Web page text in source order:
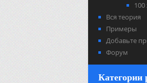
Вся теория
Примеры
Добавьте
Форум
Категории